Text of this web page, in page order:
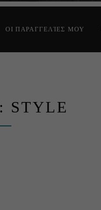
ΟΙ ΠΑΡΑΓΓΕΛΊΕΣ ΜΟΥ
STYLE